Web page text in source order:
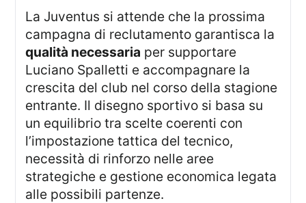
La Juventus si attende che la prossima
campagna di reclutamento garantisca la
qualità necessaria per supportare
Luciano Spalletti e accompagnare la
crescita del club nel corso della stagione
entrante. Il disegno sportivo si basa su
un equilibrio tra scelte coerenti con
l’impostazione tattica del tecnico,
necessità di rinforzo nelle aree
strategiche e gestione economica legata
alle possibili partenze.